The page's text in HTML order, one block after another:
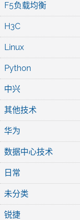
F5负载均衡
H3C
Linux
Python
中兴
其他技术
华为
数据中心技术
日常
未分类
锐捷